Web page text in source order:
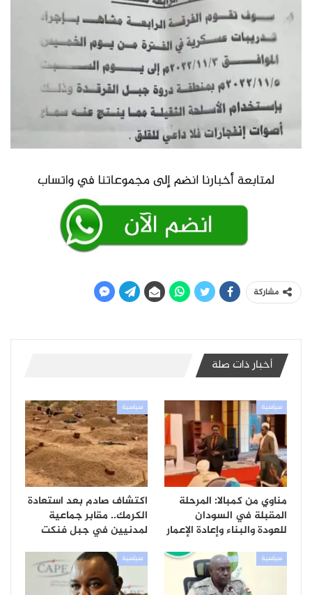
مشاركة
أخبار ذات صلة
سياسية
مناوي من كمبالا: المرحلة
المقبلة في السودان
للعودة والبناء وإعادة الإعمار
سياسية
اكتشاف صادم بعد استعادة
الكرمك.. مقابر جماعية
لمدنيين في جبل فنكت
سياسية سياسية